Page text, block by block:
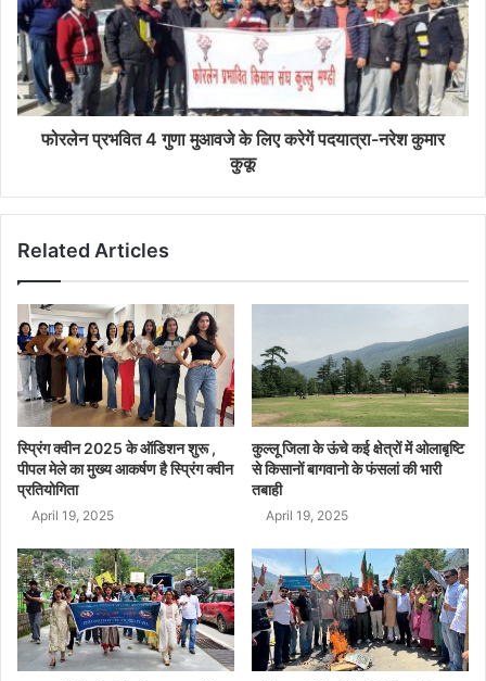
फोरलेन प्रभवित 4 गुणा मुआवजे के लिए करेगें पदयात्रा-नरेश कुमार
कुकू
Related Articles
स्प्रिंग क्वीन 2025 के ऑडिशन शुरू ,
पीपल मेले का मुख्य आकर्षण है स्प्रिंग क्वीन
प्रतियोगिता
April 19, 2025
कुल्लू जिला के ऊंचे कई क्षेत्रों में ओलाबृष्टि
से किसानों बागवानो के फंसलां की भारी
तबाही
April 19, 2025